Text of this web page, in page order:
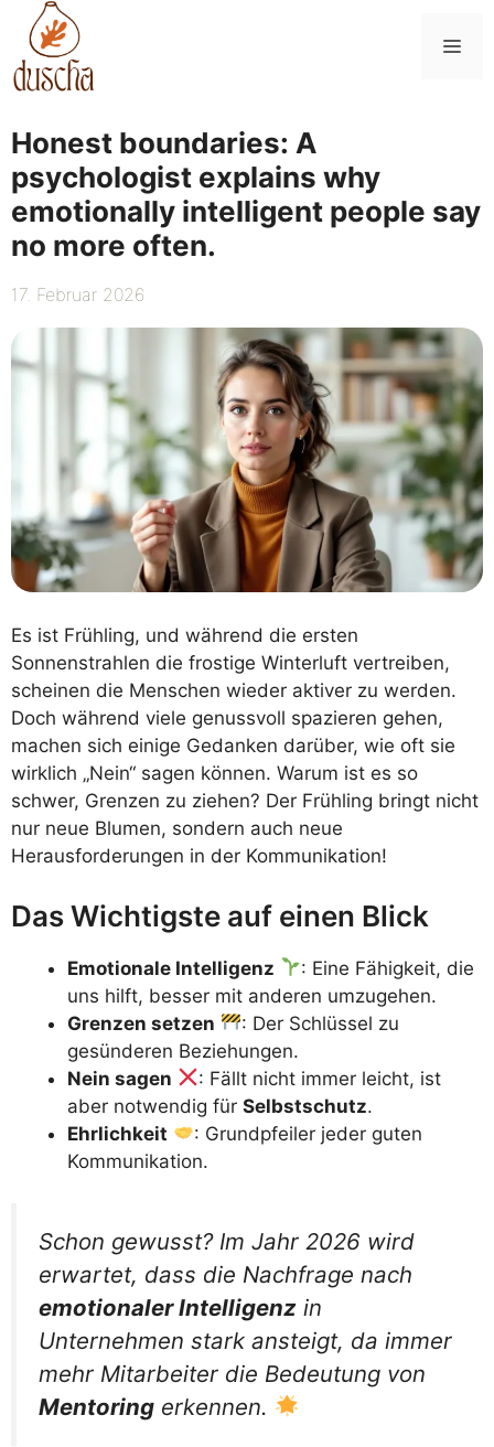
Zum
Inhalt
springen
Honest boundaries: A
psychologist explains why
emotionally intelligent people say
no more often.
17. Februar 2026
Es ist Frühling, und während die ersten
Sonnenstrahlen die frostige Winterluft vertreiben,
scheinen die Menschen wieder aktiver zu werden.
Doch während viele genussvoll spazieren gehen,
machen sich einige Gedanken darüber, wie oft sie
wirklich „Nein“ sagen können. Warum ist es so
schwer, Grenzen zu ziehen? Der Frühling bringt nicht
nur neue Blumen, sondern auch neue
Herausforderungen in der Kommunikation!
Das Wichtigste auf einen Blick
Emotionale Intelligenz
: Eine Fähigkeit, die
uns hilft, besser mit anderen umzugehen.
Grenzen setzen
: Der Schlüssel zu
gesünderen Beziehungen.
Nein sagen
: Fällt nicht immer leicht, ist
aber notwendig für Selbstschutz.
Ehrlichkeit
: Grundpfeiler jeder guten
Kommunikation.
Schon gewusst? Im Jahr 2026 wird
erwartet, dass die Nachfrage nach
emotionaler Intelligenz in
Unternehmen stark ansteigt, da immer
mehr Mitarbeiter die Bedeutung von
Mentoring erkennen.